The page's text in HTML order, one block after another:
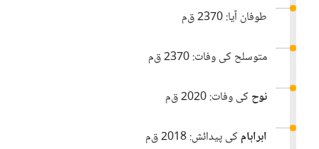
طوفان آیا:‏ 2370 ق‌م
متوسلح کی وفات:‏ 2370 ق‌م
نوحکی وفات:‏ 2020 ق‌م
ابراہامکی پیدائش:‏ 2018 ق‌م